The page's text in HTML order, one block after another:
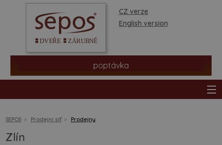
CZ verze
English version
poptávka
SEPOS Prodejní síť Prodejny
Zlín